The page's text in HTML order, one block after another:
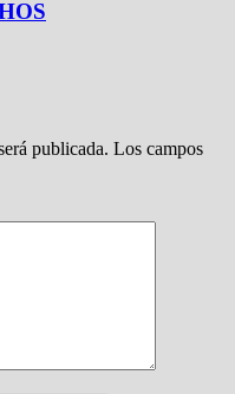
publicada. Los campos